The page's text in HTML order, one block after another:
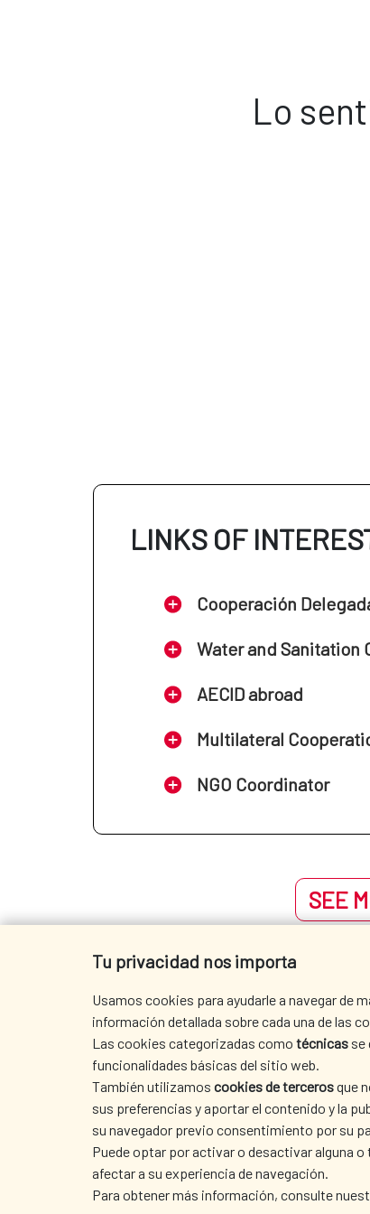
Lo
LINKS OF
Cooperación
Water and Sanitation
AECID abroad
Multilateral
NGO Coordinator
SEE
Tu privacidad nos importa
Usamos cookies para ayudarle a navegar de
información detallada sobre cada una de las
Las cookies categorizadas como técnicas se
funcionalidades básicas del sitio web.
También utilizamos cookies de tercerosque
sus preferencias y aportar el contenido y la
su navegador previo consentimiento por su
Puede optar por activar o desactivar alguna
afectar a su experiencia de navegación.
Para obtener más información, consulte
SEDE AECID